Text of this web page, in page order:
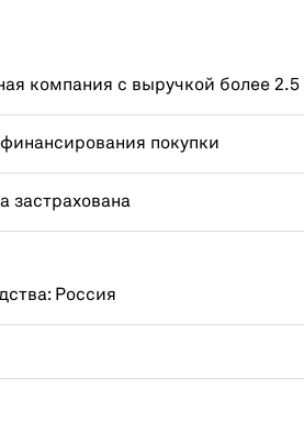
компания с выручкой более
финансирования покупки
застрахована
Россия